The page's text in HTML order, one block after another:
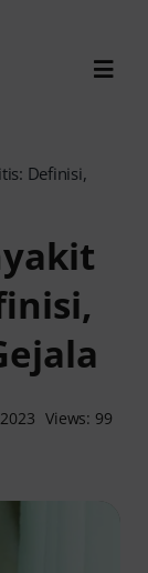
Definisi,
Views: 99